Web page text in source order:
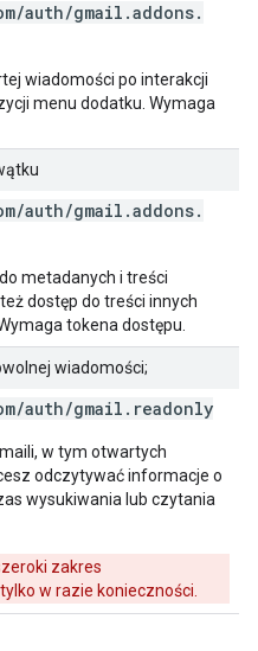
/auth/gmail .addons.
wiadomości po interakcji
menu dodatku. Wymaga
/auth/gmail .addons.
metadanych i treści
dostęp do treści innych
tokena dostępu.
wiadomości;
/auth/gmail . readonly
w tym otwartych
odczytywać informacje o
wysukiwania lub czytania
zakres
w razie konieczności.